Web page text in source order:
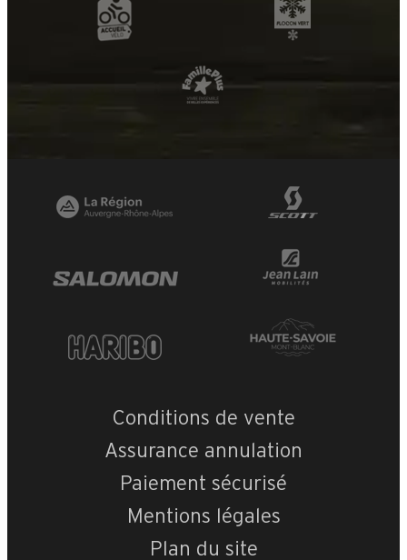
Conditions de vente
Assurance annulation
Paiement sécurisé
Mentions légales
Plan du site